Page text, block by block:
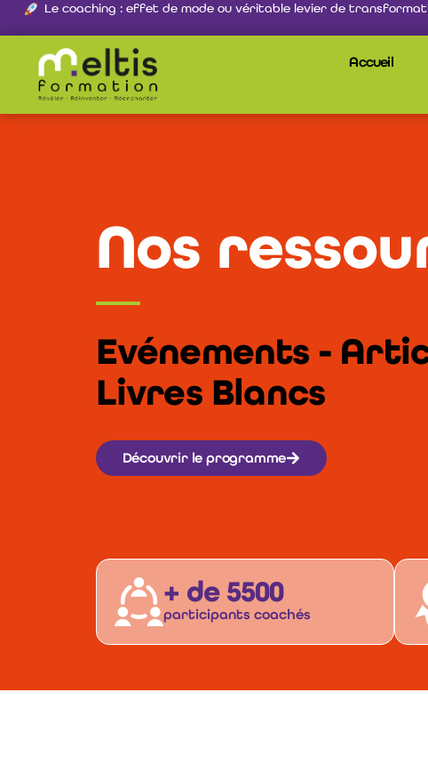
Le coaching : effet de mode ou véritable levier de
Accueil
Nos
Evénements -
Livres Blancs
Découvrir le programme
+ de 5500
participants coachés